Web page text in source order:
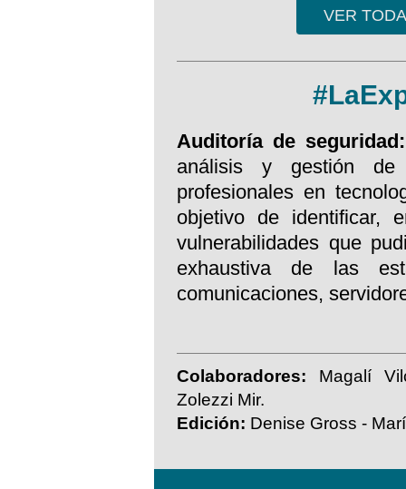
VER
Auditoría de
análisis y gestión
profesionales en
objetivo de identificar,
vulnerabilidades que
exhaustiva de las
comunicaciones,
Colaboradores: Magalí
Zolezzi Mir.
Edición: Denise Gross -